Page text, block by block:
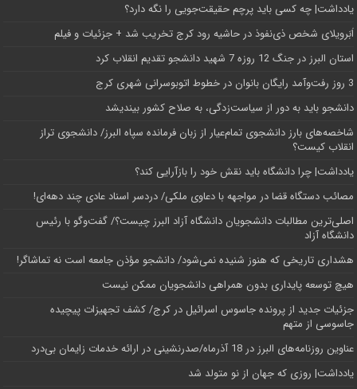
یادداشت| ‌چه کسی باید پرچم حقیقت‌جویی را نگه دارد؟
اَبَر‌ویلای شخص ذی‌نفوذ در حاشیه‌ رود کرج تخریب شد + جزئیات و فیلم
استان البرز در جنگ 12 روزه 7 شهید دانشجو تقدیم انقلاب کرد
3 روز رفت‌وآمد رایگان بانوان در خطوط اتوبوسرانی شهری کرج
دانشجو باید به دور از سیاست‌زدگی، به صلاح کشور بیندیشد
شاخصه‌های بارز دانشجوی تمام‌عیار از زبان فرمانده سپاه البرز/ دانشجوی تراز
انقلاب کیست؟
یادداشت| چرا دانشگاه باید نقش خود را بازآرایی کند؟
مصائب دستگاه قضا در مواجهه با دعاوی ملکی/ دردسر اسناد عادی چند‌ دهه‌ای!
اصلی‌ترین مطالبات دانشجویان دانشگاه آزاد البرز چیست؟/ گفت‌وگو با رئیس
دانشگاه آز‌اد
هشداری تاریخی که هنوز شنیده نمی‌شود/ دانشجو مؤذن جامعه است نه تماشاگر!
هیچ توسعه پایداری بدون همراهی دانشجویان ممکن نیست
جزئیات جدید از پرونده جاسوس اسرائیل در کرج/‌ کشف تجهیزات پیچیده
جاسوسی از متهم
عناوین روزنامه‌های البرز در ‌18 آذرماه/صدرنشینی در ارائه خدمات زایمان بی‌درد
یادداشت| روزی که جهان از نو متولد شد